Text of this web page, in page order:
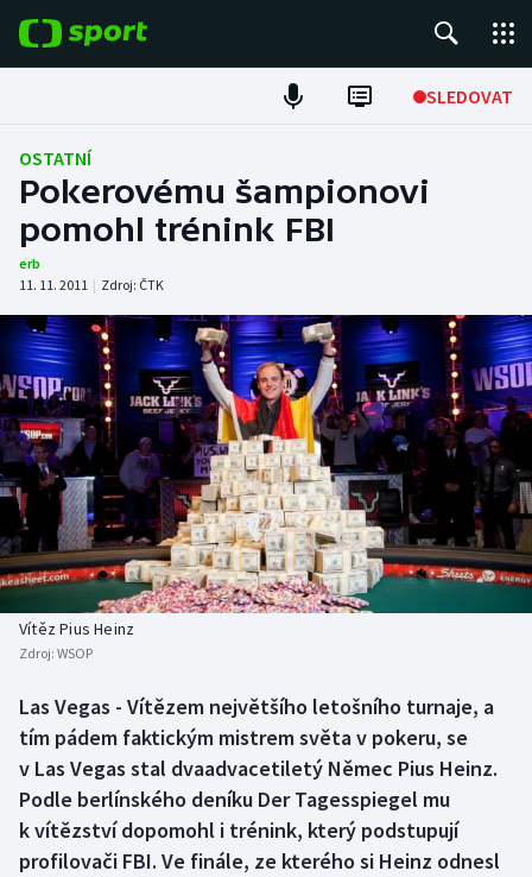
SLEDOVAT
Fotbal
Hokej
Atletika
Cyklistika
DALŠÍ SPORTY
Americký fotbal
Baseball a softbal
Basketbal
Biatlon
Boby a skeleton
Box
Curling
NEPŘEHLÉDNĚTE
Soutěže
Historické návraty
Aplikace ČT sport
AZ kvíz
OSTATNÍ
Pokerovému šampionovi
pomohl trénink FBI
erb
11. 11. 2011 | Zdroj: ČTK
Vítěz Pius Heinz
Zdroj: WSOP
Las Vegas - Vítězem největšího letošního turnaje, a
tím pádem faktickým mistrem světa v pokeru, se
v Las Vegas stal dvaadvacetiletý Němec Pius Heinz.
Podle berlínského deníku Der Tagesspiegel mu
k vítězství dopomohl i trénink, který podstupují
profilovači FBI. Ve finále, ze kterého si Heinz odnesl